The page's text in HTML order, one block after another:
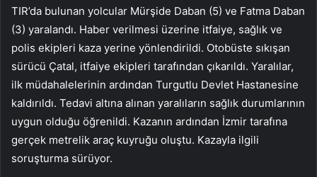
TIR’da bulunan yolcular Mürşide Daban (5) ve Fatma Daban
(3) yaralandı. Haber verilmesi üzerine itfaiye, sağlık ve
polis ekipleri kaza yerine yönlendirildi. Otobüste sıkışan
sürücü Çatal, itfaiye ekipleri tarafından çıkarıldı. Yaralılar,
ilk müdahalelerinin ardından Turgutlu Devlet Hastanesine
kaldırıldı. Tedavi altına alınan yaralıların sağlık durumlarının
uygun olduğu öğrenildi. Kazanın ardından İzmir tarafına
gerçek metrelik araç kuyruğu oluştu. Kazayla ilgili
soruşturma sürüyor.